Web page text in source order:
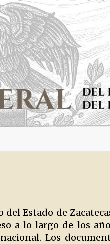
Estado de
a lo largo de los
Los